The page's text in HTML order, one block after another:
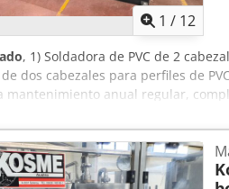
1 / 12
, 1) Soldadora de PVC de 2
dos cabezales para perfiles de
mantenimiento anual regular,
Rinaldi Trimmer E Año de
con soportes laterales de
Tronzadora para junquillos –
el corte de junquillos,